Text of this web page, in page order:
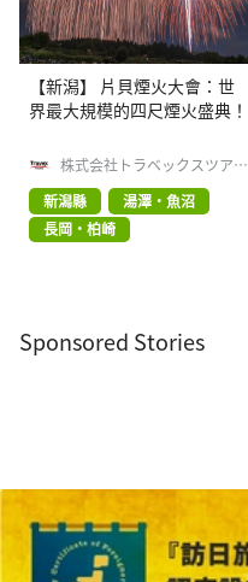
【新潟】 片貝煙火大會：世
界最大規模的四尺煙火盛典！
株式会社トラベックスツアー
ズ
新潟縣
湯澤・魚沼
長岡・柏崎
Sponsored Stories